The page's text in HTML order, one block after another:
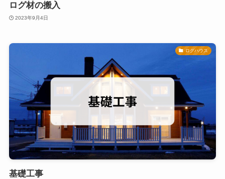
ログ材の搬入
2023年9月4日
ログハウス
基礎工事